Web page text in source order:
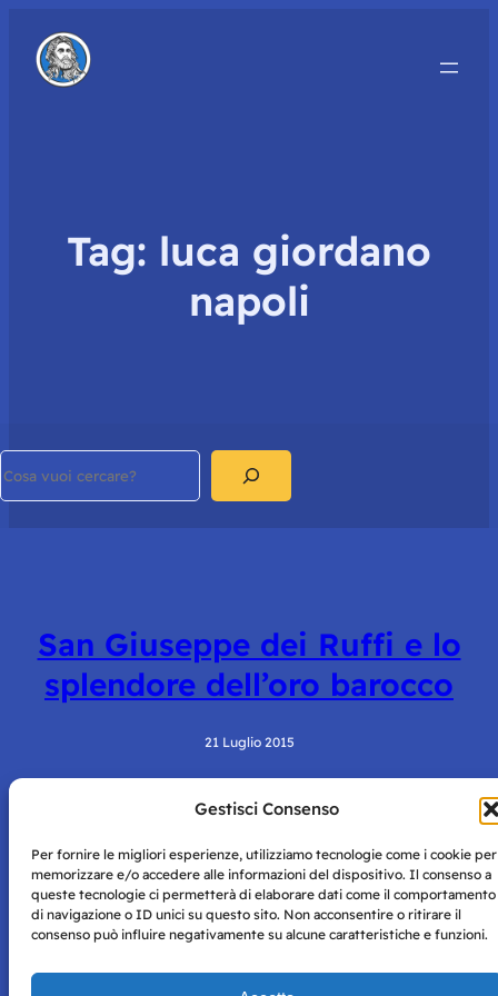
Gestisci Consenso
Per fornire le migliori esperienze, utilizziamo tecnologie come i cookie per
memorizzare e/o accedere alle informazioni del dispositivo. Il consenso a
queste tecnologie ci permetterà di elaborare dati come il comportamento
di navigazione o ID unici su questo sito. Non acconsentire o ritirare il
consenso può influire negativamente su alcune caratteristiche e funzioni.
Tag: luca giordano
napoli
San Giuseppe dei Ruffi e lo
splendore dell’oro barocco
21 Luglio 2015
Napoli con autorizzazione numero 38 del 25/9/2019.
Tutte le immagini e i contenuti su questo sito sono forniti